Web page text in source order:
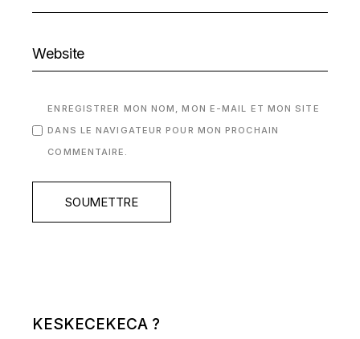
ENREGISTRER MON NOM, MON E-MAIL ET MON SITE
DANS LE NAVIGATEUR POUR MON PROCHAIN
COMMENTAIRE.
SOUMETTRE
KESKECEKECA ?